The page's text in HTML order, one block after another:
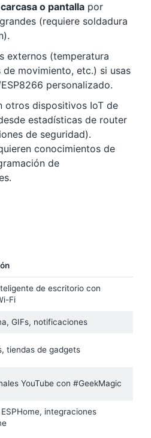
o pantalla por
(requiere soldadura
externos (temperatura
de movimiento, etc.) si usas
personalizado.
otros dispositivos IoT de
estadísticas de router
de seguridad).
conocimientos de
de
de escritorio con
Fi
GIFs, notificaciones
tiendas de gadgets
YouTube con #GeekMagic
integraciones